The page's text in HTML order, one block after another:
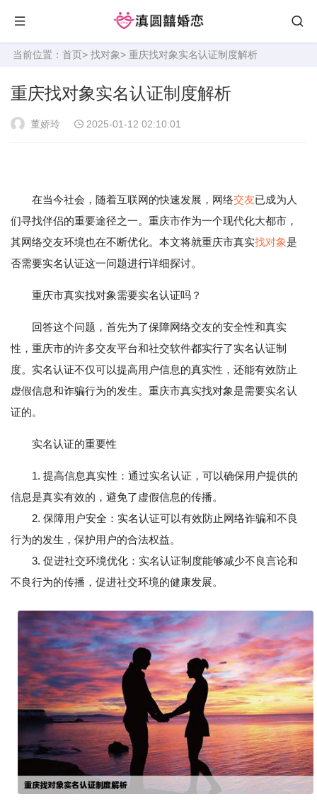
当前位置： 首页> 找对象> 重庆找对象实名认证制度解析
重庆找对象实名认证制度解析
董娇玲 2025-01-12 02:10:01
在当今社会，随着互联网的快速发展，网络交友已成为人
们寻找伴侣的重要途径之一。重庆市作为一个现代化大都市，
其网络交友环境也在不断优化。本文将就重庆市真实找对象是
否需要实名认证这一问题进行详细探讨。
重庆市真实找对象需要实名认证吗？
回答这个问题，首先为了保障网络交友的安全性和真实
性，重庆市的许多交友平台和社交软件都实行了实名认证制
度。实名认证不仅可以提高用户信息的真实性，还能有效防止
虚假信息和诈骗行为的发生。重庆市真实找对象是需要实名认
证的。
实名认证的重要性
1. 提高信息真实性：通过实名认证，可以确保用户提供的
信息是真实有效的，避免了虚假信息的传播。
2. 保障用户安全：实名认证可以有效防止网络诈骗和不良
行为的发生，保护用户的合法权益。
3. 促进社交环境优化：实名认证制度能够减少不良言论和
不良行为的传播，促进社交环境的健康发展。